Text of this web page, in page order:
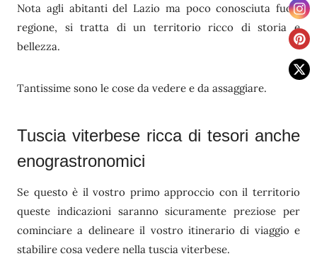
Nota agli abitanti del Lazio ma poco conosciuta fuori
regione, si tratta di un territorio ricco di storia e
bellezza.
Tantissime sono le cose da vedere e da assaggiare.
Tuscia viterbese ricca di tesori anche
enograstronomici
Se questo è il vostro primo approccio con il territorio
queste indicazioni saranno sicuramente preziose per
cominciare a delineare il vostro itinerario di viaggio e
stabilire cosa vedere nella tuscia viterbese.